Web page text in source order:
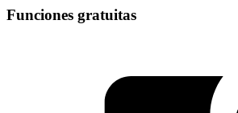
Funciones gratuitas